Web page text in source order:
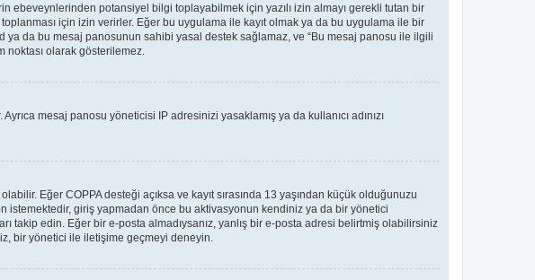
ebeveynlerinden potansiyel bilgi toplayabilmek için yazılı izin almayı gerekli tutan bir
için izin verirler. Eğer bu uygulama ile kayıt olmak ya da bu uygulama ile bir
da bu mesaj panosunun sahibi yasal destek sağlamaz, ve “Bu mesaj panosu ile ilgili
olarak gösterilemez.
mesaj panosu yöneticisi IP adresinizi yasaklamış ya da kullanıcı adınızı
Eğer COPPA desteği açıksa ve kayıt sırasında 13 yaşından küçük olduğunuzu
istemektedir, giriş yapmadan önce bu aktivasyonun kendiniz ya da bir yönetici
takip edin. Eğer bir e-posta almadıysanız, yanlış bir e-posta adresi belirtmiş olabilirsiniz
bir yönetici ile iletişime geçmeyi deneyin.